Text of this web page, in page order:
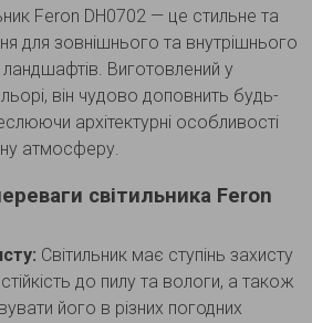
Feron DH0702 — це стильне та
для зовнішнього та внутрішнього
ландшафтів. Виготовлений у
він чудово доповнить будь-
архітектурні особливості
атмосферу.
світильника Feron
Світильник має ступінь захисту
до пилу та вологи, а також
його в різних погодних